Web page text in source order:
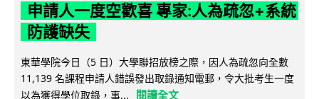
申請人一度空歡喜 專家:人為疏忽+系統
防護缺失
東華學院今日（5 日）大學聯招放榜之際，因人為疏忽向全數
11,139 名課程申請人錯誤發出取錄通知電郵，令大批考生一度
以為獲得學位取錄，事...
閱讀全文